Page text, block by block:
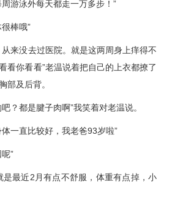
游泳外每天都走一万多步！”
棒哦”
来没去过医院。就是这两周身上痒得不
看你看看”老温说着把自己的上衣都撩了
部及后背。
都是腱子肉啊”我笑着对老温说。
一直比较好，我老爸93岁啦”
”
最近2月有点不舒服，体重有点掉，小